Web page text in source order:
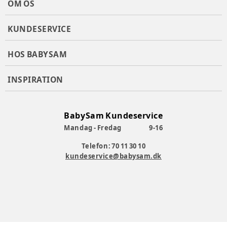
OM OS
KUNDESERVICE
HOS BABYSAM
INSPIRATION
BabySam Kundeservice
Mandag - Fredag
9-16
Telefon: 70 11 30 10
kundeservice@babysam.dk